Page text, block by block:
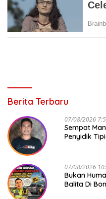
Berita Terbaru
07/08/2026
Sempat
Penyidik
07/08/2026
Bukan
Balita Di